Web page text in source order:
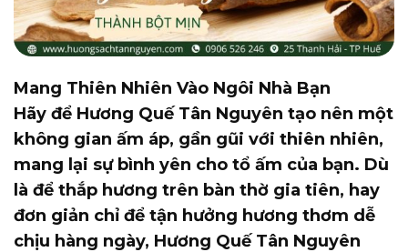
Mang Thiên Nhiên Vào Ngôi Nhà Bạn
Hãy để Hương Quế Tân Nguyên tạo nên một
không gian ấm áp, gần gũi với thiên nhiên,
mang lại sự bình yên cho tổ ấm của bạn. Dù
là để thắp hương trên bàn thờ gia tiên, hay
đơn giản chỉ để tận hưởng hương thơm dễ
chịu hàng ngày, Hương Quế Tân Nguyên